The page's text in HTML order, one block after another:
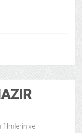
filmlerin ve